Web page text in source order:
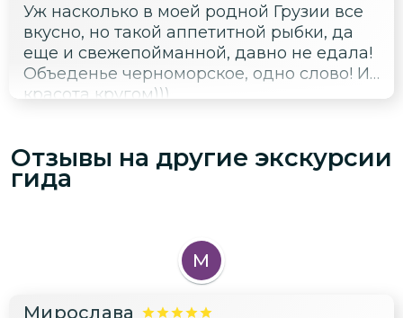
Уж насколько в моей родной Грузии все
вкусно, но такой аппетитной рыбки, да
еще и свежепойманной, давно не едала!
Объеденье черноморское, одно слово! И
красота кругом)))
Отзывы на другие экскурсии
гида
М
Мирослава